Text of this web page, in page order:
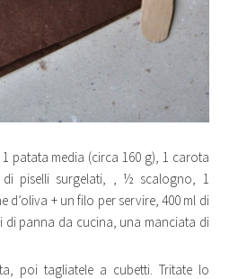
patata media (circa 160 g), 1 carota
piselli surgelati, , ½ scalogno, 1
d’oliva + un filo per servire, 400 ml di
di panna da cucina, una manciata di
poi tagliatele a cubetti. Tritate lo